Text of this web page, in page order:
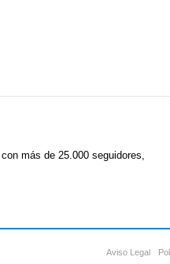
, con más de 25.000 seguidores,
Aviso Legal